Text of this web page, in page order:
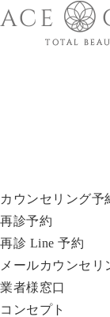
カウンセリング予
再診予約
再診 Line 予約
メールカウンセリ
業者様窓口
コンセプト